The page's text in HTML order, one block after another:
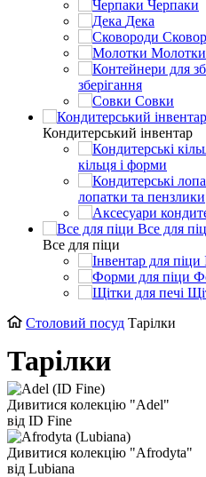
Черпаки
Дека
Молотки
зберігання
Совки
Кондитерський інвентар
кільця і форми
лопатки та пензлики
Все для
Все для піци
Столовий посуд Тарілки
Тарілки
Дивитися колекцію "Adel"
від ID Fine
Дивитися колекцію "Afrodyta"
від Lubiana